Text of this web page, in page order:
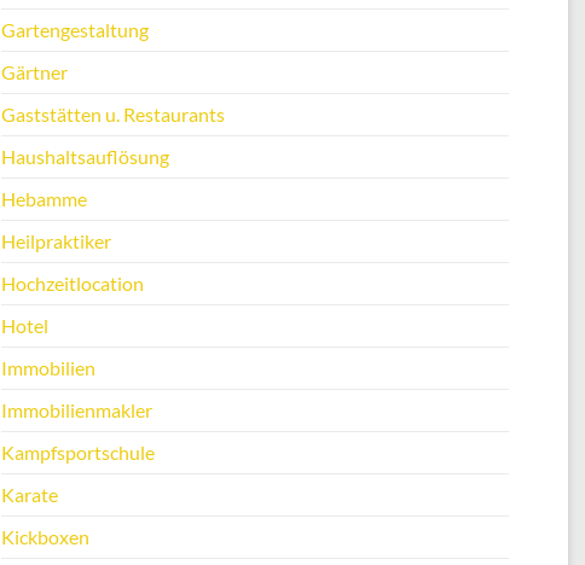
Gartengestaltung
Gärtner
Gaststätten u. Restaurants
Haushaltsauflösung
Hebamme
Heilpraktiker
Hochzeitlocation
Hotel
Immobilien
Immobilienmakler
Kampfsportschule
Karate
Kickboxen